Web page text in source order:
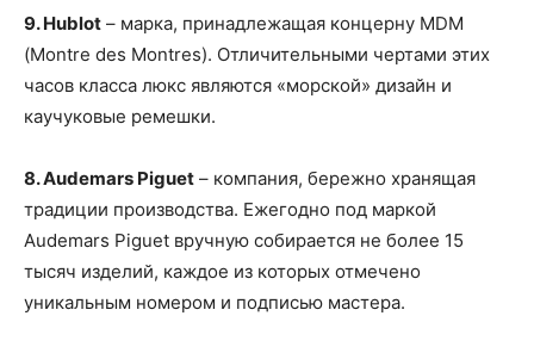
9. Hublot – марка, принадлежащая концерну MDM
(Montre des Montres). Отличительными чертами этих
часов класса люкс являются «морской» дизайн и
каучуковые ремешки.
8. Audemars Piguet – компания, бережно хранящая
традиции производства. Ежегодно под маркой
Audemars Piguet вручную собирается не более 15
тысяч изделий, каждое из которых отмечено
уникальным номером и подписью мастера.